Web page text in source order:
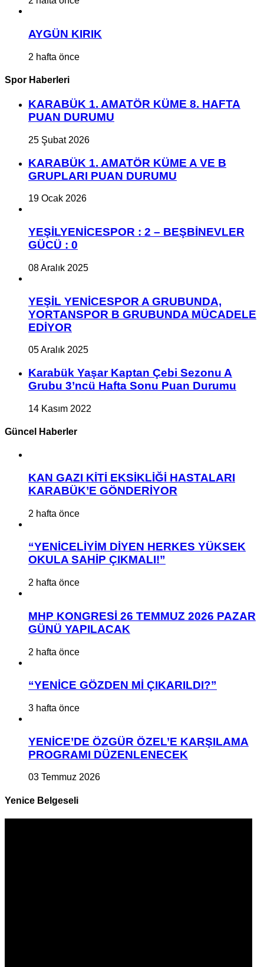
AYGÜN KIRIK
2 hafta önce
Spor Haberleri
KARABÜK 1. AMATÖR KÜME 8. HAFTA
PUAN DURUMU
25 Şubat 2026
KARABÜK 1. AMATÖR KÜME A VE B
GRUPLARI PUAN DURUMU
19 Ocak 2026
YEŞİLYENİCESPOR : 2 – BEŞBİNEVLER
GÜCÜ : 0
08 Aralık 2025
YEŞİL YENİCESPOR A GRUBUNDA,
YORTANSPOR B GRUBUNDA MÜCADELE
EDİYOR
05 Aralık 2025
Karabük Yaşar Kaptan Çebi Sezonu A
Grubu 3’ncü Hafta Sonu Puan Durumu
14 Kasım 2022
Güncel Haberler
KAN GAZI KİTİ EKSİKLİĞİ HASTALARI
KARABÜK’E GÖNDERİYOR
2 hafta önce
“YENİCELİYİM DİYEN HERKES YÜKSEK
OKULA SAHİP ÇIKMALI!”
2 hafta önce
MHP KONGRESİ 26 TEMMUZ 2026 PAZAR
GÜNÜ YAPILACAK
2 hafta önce
“YENİCE GÖZDEN Mİ ÇIKARILDI?”
3 hafta önce
YENİCE’DE ÖZGÜR ÖZEL’E KARŞILAMA
PROGRAMI DÜZENLENECEK
03 Temmuz 2026
Yenice Belgeseli